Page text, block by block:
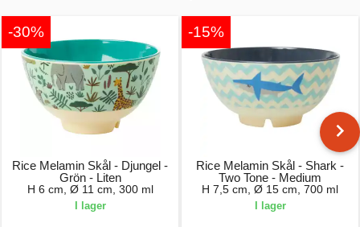
-30%
Rice Melamin Skål - Djungel -
Grön - Liten
H 6 cm, Ø 11 cm, 300 ml
I lager
-15%
Rice Melamin Skål - Shark -
Two Tone - Medium
H 7,5 cm, Ø 15 cm, 700 ml
I lager